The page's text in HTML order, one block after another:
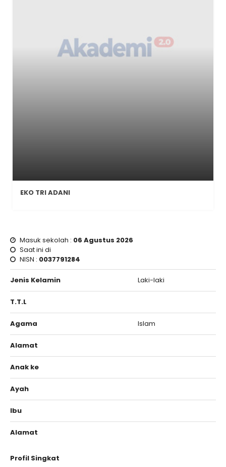
EKO TRI ADANI
Masuk sekolah : 06 Agustus 2026
Saat ini di
NISN : 0037791284
Jenis Kelamin Laki-laki
T.T.L
Agama Islam
Alamat
Anak ke
Ayah
Ibu
Alamat
Profil Singkat